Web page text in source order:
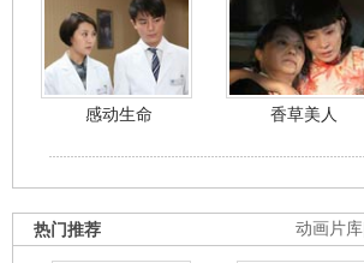
感动生命 香草美人
动画片库
热门推荐